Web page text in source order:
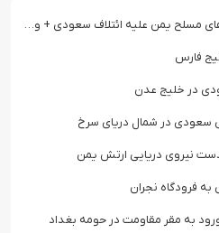
فارس
در خلیج عدن
سعودی در شمال دریای سرخ
نیروی دریایی ارتش یمن
فرودگاه نجران
به مقر مقاومت در حومه بغداد